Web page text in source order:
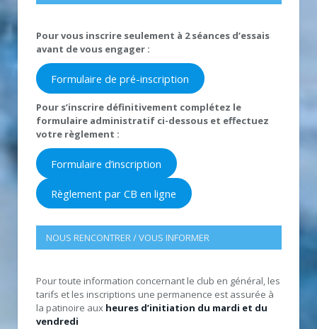
Pour vous inscrire seulement à 2 séances d’essais
avant de vous engager :
Formulaire de pré-inscription
Pour s’inscrire définitivement complétez le
formulaire administratif ci-dessous et effectuez
votre règlement :
Formulaire d’inscription
Règlement par CB en ligne
NOUS RENCONTRER / VOUS INFORMER
Pour toute information concernant le club en général, les
tarifs et les inscriptions une permanence est assurée à
la patinoire aux heures d’initiation du mardi et du
vendredi